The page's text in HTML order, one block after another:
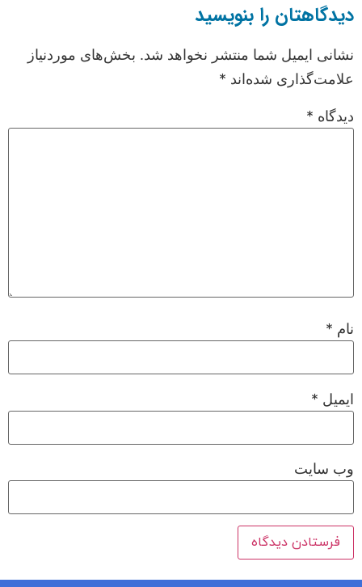
دیدگاهتان را بنویسید
نشانی ایمیل شما منتشر نخواهد شد. بخش‌های موردنیاز
علامت‌گذاری شده‌اند *
دیدگاه *
نام *
ایمیل *
وب‌ سایت